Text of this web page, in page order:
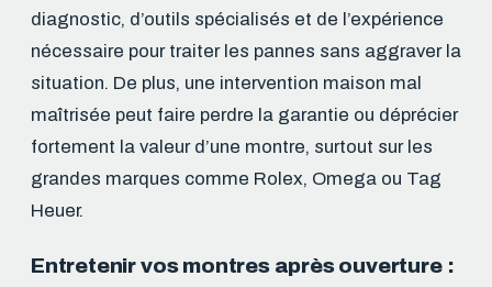
diagnostic, d’outils spécialisés et de l’expérience
nécessaire pour traiter les pannes sans aggraver la
situation. De plus, une intervention maison mal
maîtrisée peut faire perdre la garantie ou déprécier
fortement la valeur d’une montre, surtout sur les
grandes marques comme Rolex, Omega ou Tag
Heuer.
Entretenir vos montres après ouverture :